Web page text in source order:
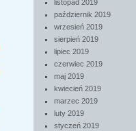
listopad 2019
październik 2019
wrzesień 2019
sierpień 2019
lipiec 2019
czerwiec 2019
maj 2019
kwiecień 2019
marzec 2019
luty 2019
styczeń 2019